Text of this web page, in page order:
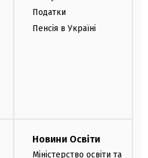
Податки
Пенсія в Україні
Новини Освіти
Міністерство освіти та